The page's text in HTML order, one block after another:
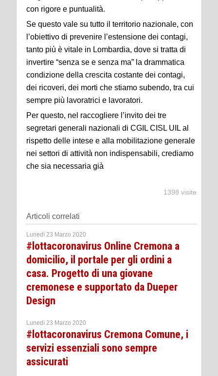
con rigore e puntualità.
Se questo vale su tutto il territorio nazionale, con
l’obiettivo di prevenire l’estensione dei contagi,
tanto più è vitale in Lombardia, dove si tratta di
invertire “senza se e senza ma” la drammatica
condizione della crescita costante dei contagi,
dei ricoveri, dei morti che stiamo subendo, tra cui
sempre più lavoratrici e lavoratori.
Per questo, nel raccogliere l’invito dei tre
segretari generali nazionali di CGIL CISL UIL al
rispetto delle intese e alla mobilitazione generale
nei settori di attività non indispensabili, crediamo
che sia necessaria già
1398 visite
Articoli correlati
Lunedì 23 Marzo 2020
#lottacoronavirus Online Cremona a
domicilio, il portale per gli ordini a
casa. Progetto di una giovane
cremonese e supportato da Dueper
Design
Lunedì 23 Marzo 2020
#lottacoronavirus Cremona Comune, i
servizi essenziali sono sempre
assicurati